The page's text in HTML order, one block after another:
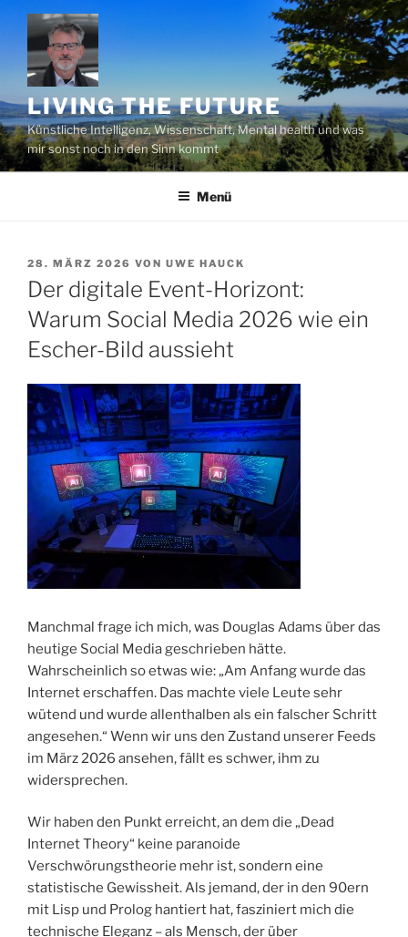
Zum
Inhalt
springen
LIVING THE FUTURE
Künstliche Intelligenz, Wissenschaft, Mental health und was
mir sonst noch in den Sinn kommt
Menü
VERÖFFENTLICHT
AM
28. MÄRZ 2026 VON UWE HAUCK
Der digitale Event-Horizont:
Warum Social Media 2026 wie ein
Escher-Bild aussieht
​Manchmal frage ich mich, was Douglas Adams über das
heutige Social Media geschrieben hätte.
Wahrscheinlich so etwas wie: „Am Anfang wurde das
Internet erschaffen. Das machte viele Leute sehr
wütend und wurde allenthalben als ein falscher Schritt
angesehen.“ Wenn wir uns den Zustand unserer Feeds
im März 2026 ansehen, fällt es schwer, ihm zu
widersprechen.
​Wir haben den Punkt erreicht, an dem die „Dead
Internet Theory“ keine paranoide
Verschwörungstheorie mehr ist, sondern eine
statistische Gewissheit. Als jemand, der in den 90ern
mit Lisp und Prolog hantiert hat, fasziniert mich die
technische Eleganz – als Mensch, der über